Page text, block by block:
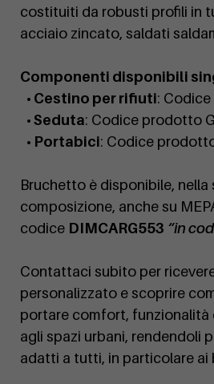
costituiti da robusti profili in
acciaio zincato, saldati
Componenti disponibili
• Cestino per rifiuti:
• Seduta: Codice prodotto
• Portabici: Codice
Bruchetto è disponibile, nella
composizione, anche su
codice DIMCARG553 “in
Contattaci subito per
personalizzato e scoprire
portare comfort, funzionalità
agli spazi urbani, rendendoli
adatti a tutti, in particolare ai